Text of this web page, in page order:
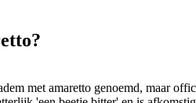
met amaretto genoemd, maar